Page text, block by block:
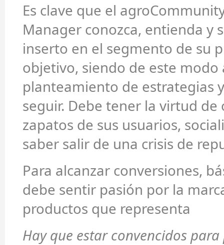
Es clave que el
Manager conozca, entienda y
inserto en el segmento de su
objetivo, siendo de este modo
planteamiento de estrategias
seguir. Debe tener la virtud de
zapatos de sus usuarios,
saber salir de una crisis de
Para alcanzar conversiones,
debe sentir pasión por la
productos que representa
Hay que estar convencidos